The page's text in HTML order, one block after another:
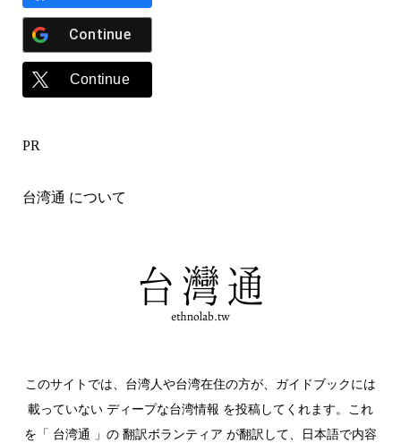
Continue
Continue
PR
台湾通 について
このサイトでは、台湾人や台湾在住の方が、ガイドブックには
載っていない ディープな台湾情報 を投稿してくれます。これ
を「 台湾通 」の 翻訳ボランティア が翻訳して、日本語で内容